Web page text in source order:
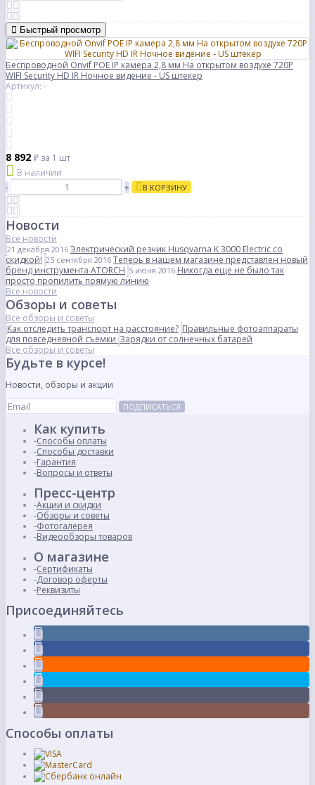
Быстрый просмотр
Беспроводной Onvif POE IP камера 2,8 мм На открытом воздухе 720P
WIFI Security HD IR Ночное видение - US штекер
Артикул: -
8 892 ₽ за 1 шт
В наличии
-
+ В КОРЗИНУ
Новости
Все новости
21 декабря 2016 Электрический резчик Husqvarna K 3000 Electric со
скидкой! 25 сентября 2016 Теперь в нашем магазине представлен новый
бренд инструмента ATORCH 5 июня 2016 Никогда еще не было так
просто пропилить прямую линию
Все новости
Обзоры и советы
Все обзоры и советы
Как отследить транспорт на расстояние? Правильные фотоаппараты
для повседневной съемки Зарядки от солнечных батарей
Все обзоры и советы
Будьте в курсе!
Новости, обзоры и акции
ПОДПИСАТЬСЯ
Как купить
Способы оплаты
Способы доставки
Гарантия
Вопросы и ответы
Пресс-центр
Акции и скидки
Обзоры и советы
Фотогалерея
Видеообзоры товаров
О магазине
Сертификаты
Договор оферты
Реквизиты
Присоединяйтесь
Способы оплаты